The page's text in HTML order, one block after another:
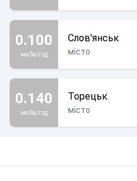
0.100
мкЗв/год
Слов'янськ
місто
0.140
мкЗв/год
Торецьк
місто